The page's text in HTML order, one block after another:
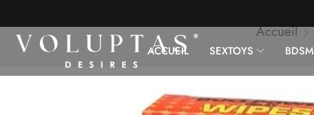
ACCUEIL SEXTOYS BDSM
Accueil